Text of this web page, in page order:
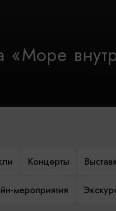
«Море
Концерты
мероприятия